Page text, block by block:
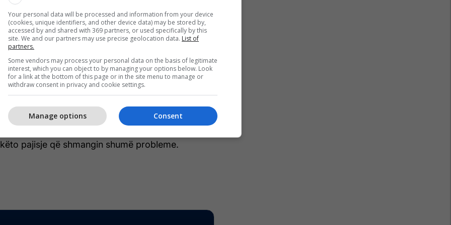
pasi të jetë porositur pija
fatura, gjithçka është gati dhe nuk ka
fryrje të shumës.
se klientët dehen dhe harrojnë sa kanë pirë, si
masën e pagesës në përpjekje të fitojnë
pajisje që shmangin shumë probleme.
Your personal data will be processed and information from your device
(cookies, unique identifiers, and other device data) may be stored by,
accessed by and shared with 369 partners, or used specifically by this
site. We and our partners may use precise geolocation data. List of
partners.
Some vendors may process your personal data on the basis of legitimate
interest, which you can object to by managing your options below. Look
for a link at the bottom of this page or in the site menu to manage or
withdraw consent in privacy and cookie settings.
Consent
Manage options